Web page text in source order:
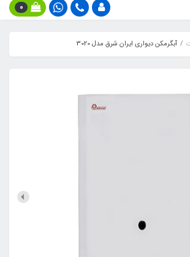
0
آبگرمکن دیواری ایران شرق مدل 3020